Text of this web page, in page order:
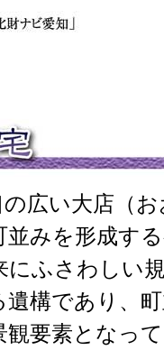
広い大店（お
並みを形成す
にふさわしい
遺構であり、
観要素となっ